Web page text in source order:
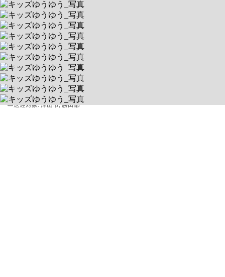
キッズゆうゆう
4匹の猫がいる教室＆休日イベント充実
送迎あり 空きあり
平日 10:00 ～ 19:00 / 土 10:00 ～ 19:00
708-1116 岡山県津山市野村315番地６
送迎対象:津山市, 勝田郡